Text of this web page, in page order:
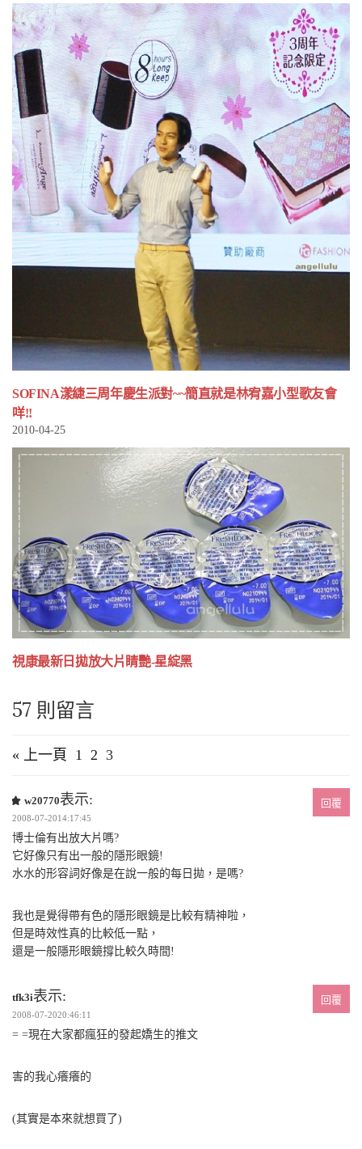
SOFINA漾緁三周年慶生派對~~簡直就是林宥嘉小型歌友會
咩!!
2010-04-25
視康最新日拋放大片睛艷-星綻黑
57 則留言
« 上一頁 1 2 3
w20770表示:
2008-07-2014:17:45
博士倫有出放大片嗎?
它好像只有出一般的隱形眼鏡!
水水的形容詞好像是在說一般的每日拋，是嗎?
我也是覺得帶有色的隱形眼鏡是比較有精神啦，
但是時效性真的比較低一點，
還是一般隱形眼鏡撐比較久時間!
回覆
tfk3i表示:
2008-07-2020:46:11
= =現在大家都瘋狂的發起嬌生的推文
害的我心癢癢的
(其實是本來就想買了)
回覆